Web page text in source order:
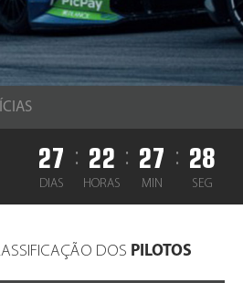
27
DIAS
: 22
HORAS
: 27
MIN
: 27
SEG
DOS PILOTOS